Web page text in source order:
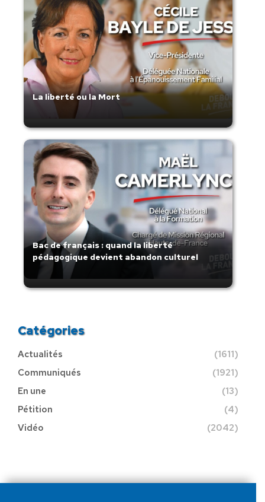
La liberté ou la Mort
Bac de français : quand la liberté
pédagogique devient abandon culturel
Catégories
Actualités
(1611)
Communiqués
(1921)
En une
(13)
Pétition
(4)
Vidéo
(2042)